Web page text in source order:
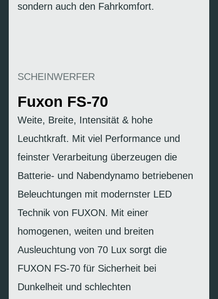
sondern auch den Fahrkomfort.
SCHEINWERFER
Fuxon FS-70
Weite, Breite, Intensität & hohe
Leuchtkraft. Mit viel Performance und
feinster Verarbeitung überzeugen die
Batterie- und Nabendynamo betriebenen
Beleuchtungen mit modernster LED
Technik von FUXON. Mit einer
homogenen, weiten und breiten
Ausleuchtung von 70 Lux sorgt die
FUXON FS-70 für Sicherheit bei
Dunkelheit und schlechten